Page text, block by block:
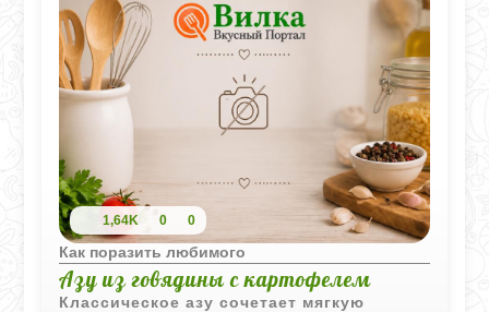
1,64K 0 0
Как поразить любимого
Азу из говядины с картофелем
Классическое азу сочетает мягкую